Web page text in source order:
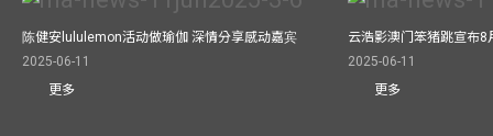
陈健安lululemon活动做瑜伽 深情分享感动嘉宾
2025-06-11
更多
云浩影澳门笨猪跳宣布8
2025-06-11
更多